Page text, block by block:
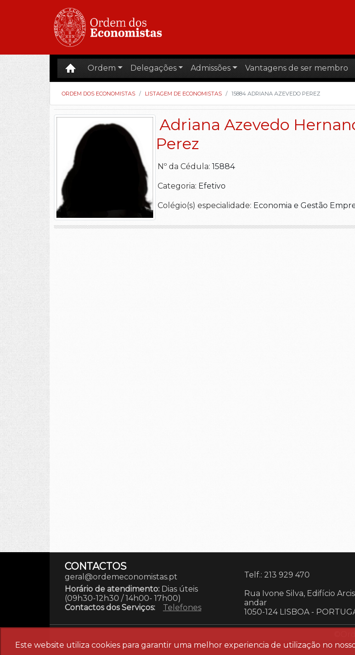
Este website utiliza cookies para garantir uma melhor experiencia de utilização no
Ordem Delegações Admissões Vantagens de ser membro
ORDEM DOS ECONOMISTAS LISTAGEM DE ECONOMISTAS 15884 ADRIANA AZEVEDO PEREZ
Adriana Azevedo
Perez
Nº da Cédula: 15884
Categoria: Efetivo
Colégio(s) especialidade: Economia e Gestão
CONTACTOS
geral@ordemeconomistas.pt
Horário de atendimento: Dias úteis
(09h30-12h30 / 14h00- 17h00)
Contactos dos Serviços:
Telefones
Telf.: 213 929 470
Rua Ivone Silva, Edifício
andar
1050-124 LISBOA -